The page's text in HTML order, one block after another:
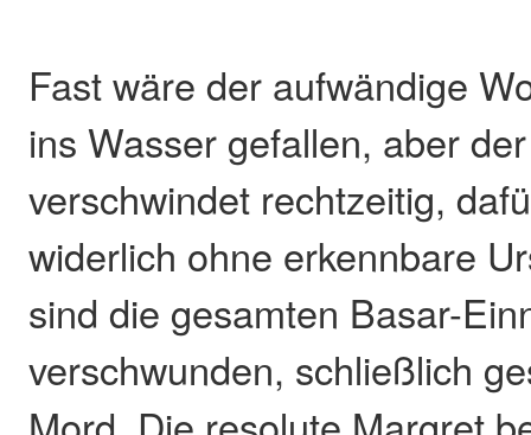
Fast wäre der aufwändige
ins Wasser gefallen, aber
verschwindet rechtzeitig,
widerlich ohne erkennbare
sind die gesamten Basar-
verschwunden, schließlich